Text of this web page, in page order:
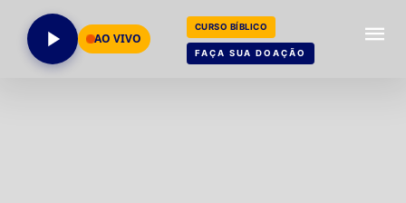
AO VIVO
CURSO BÍBLICO
FAÇA SUA DOAÇÃO